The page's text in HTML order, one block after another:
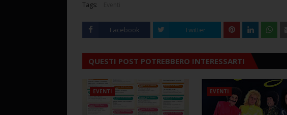
Tags:
Facebook Twitter
QUESTI POST POTREBBERO INTERESSARTI
EVENTI EVENTI